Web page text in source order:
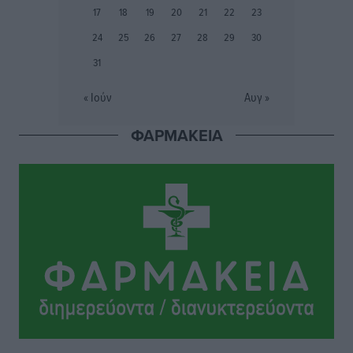
Γεωργιάδη” – Κίνητρα για τους γιατρούς των νησιών
και συνεργασία Ρόδου με το Αττικόν για το
Τοπικές Ειδήσεις πριν 19 ώρες
Σούπερ μάρκετ: Διευρύνεται η εθνική πρωτοβουλία
17
18 19 20 21 22
23
24
25 26 27 28 29
30
31
« Ιούν Αυγ »
ΦΑΡΜΑΚΕΙΑ